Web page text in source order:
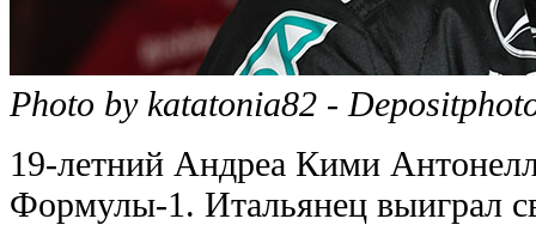
Photo by katatonia82 -
19-летний Андреа Кими
Формулы-1. Итальянец выиграл